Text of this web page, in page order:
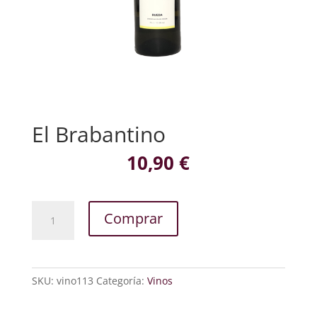
El Brabantino
10,90€
Brabantino
Comprar
SKU: vino113 Categoría: Vinos